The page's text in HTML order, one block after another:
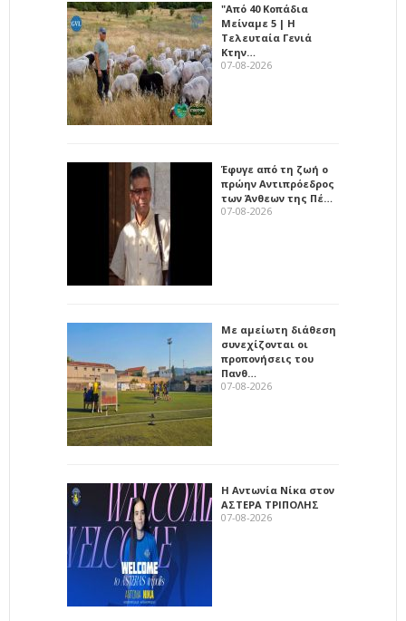
"Από 40 Κοπάδια
Μείναμε 5 | Η
Τελευταία Γενιά
Κτην…
07-08-2026
Έφυγε από τη ζωή ο
πρώην Αντιπρόεδρος
των Άνθεων της Πέ…
07-08-2026
Με αμείωτη διάθεση
συνεχίζονται οι
προπονήσεις του
Πανθ…
07-08-2026
Η Αντωνία Νίκα στον
ΑΣΤΕΡΑ ΤΡΙΠΟΛΗΣ
07-08-2026